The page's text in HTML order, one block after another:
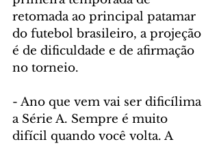
retomada ao principal patamar
do futebol brasileiro, a projeção
é de dificuldade e de afirmação
no torneio.
- Ano que vem vai ser dificílima
a Série A. Sempre é muito
difícil quando você volta. A